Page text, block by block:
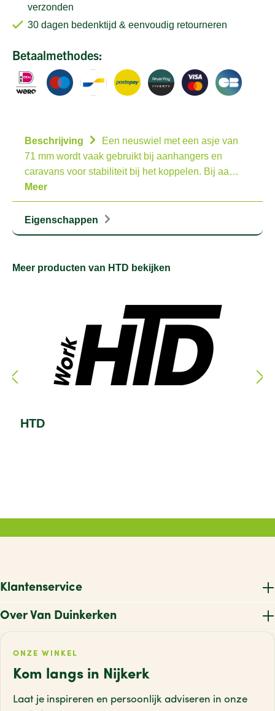
verzonden
30 dagen bedenktijd & eenvoudig retourneren
Betaalmethodes:
Beschrijving
Een neuswiel met een asje van
71 mm wordt vaak gebruikt bij aanhangers en
caravans voor stabiliteit bij het koppelen. Bij aa…
Meer
Eigenschappen
Meer producten van HTD bekijken
HTD
Klantenservice
Over Van Duinkerken
ONZE WINKEL
Kom langs in Nijkerk
Laat je inspireren en persoonlijk adviseren in onze